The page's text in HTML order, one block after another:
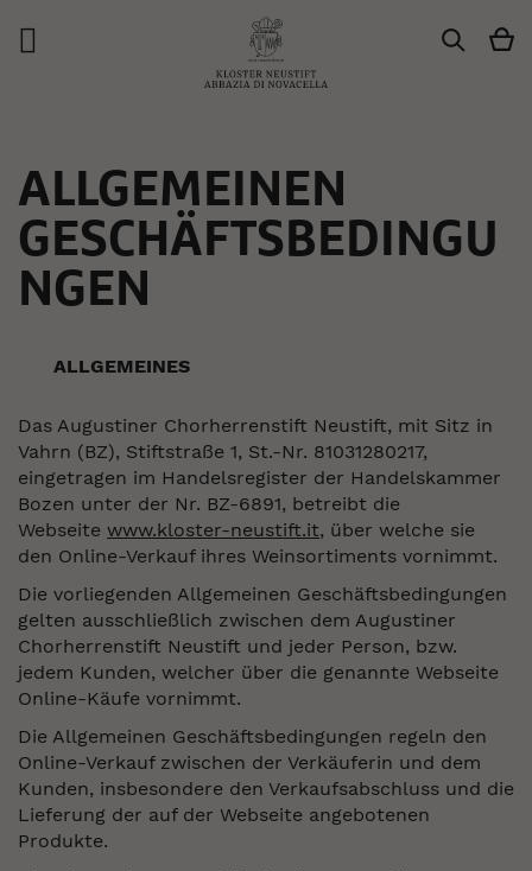
Suche
ALLGEMEINEN
GESCHÄFTSBEDINGU
NGEN
ALLGEMEINES
Das Augustiner Chorherrenstift Neustift, mit Sitz in
Vahrn (BZ), Stiftstraße 1, St.-Nr. 81031280217,
eingetragen im Handelsregister der Handelskammer
Bozen unter der Nr. BZ-6891, betreibt die
Webseite www.kloster-neustift.it, über welche sie
den Online-Verkauf ihres Weinsortiments vornimmt.
Die vorliegenden Allgemeinen Geschäftsbedingungen
gelten ausschließlich zwischen dem Augustiner
Chorherrenstift Neustift und jeder Person, bzw.
jedem Kunden, welcher über die genannte Webseite
Online-Käufe vornimmt.
Die Allgemeinen Geschäftsbedingungen regeln den
Online-Verkauf zwischen der Verkäuferin und dem
Kunden, insbesondere den Verkaufsabschluss und die
Lieferung der auf der Webseite angebotenen
Produkte.